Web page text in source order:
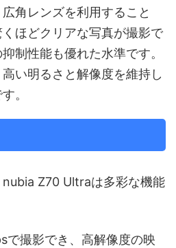
角レンズを利用すること
ほどクリアな写真が撮影で
制性能も優れた水準です。
い明るさと解像度を維持し
。
Z70 Ultraは多彩な機能
で撮影でき、高解像度の映